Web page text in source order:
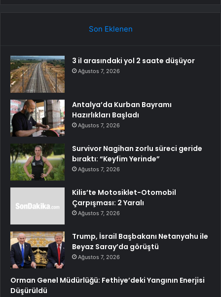
Son Eklenen
3 il arasındaki yol 2 saate düşüyor
Ağustos 7, 2026
Antalya’da Kurban Bayramı
Hazırlıkları Başladı
Ağustos 7, 2026
Survivor Nagihan zorlu süreci geride
bıraktı: “Keyfim Yerinde”
Ağustos 7, 2026
Kilis’te Motosiklet-Otomobil
Çarpışması: 2 Yaralı
Ağustos 7, 2026
Trump, İsrail Başbakanı Netanyahu ile
Beyaz Saray’da görüştü
Ağustos 7, 2026
Orman Genel Müdürlüğü: Fethiye’deki Yangının Enerjisi
Düşürüldü